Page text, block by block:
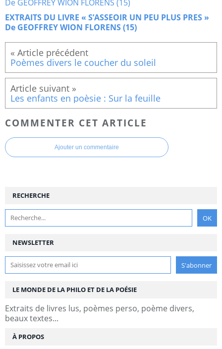
EXTRAITS DU LIVRE « S’ASSEOIR UN PEU PLUS PRES »
De GEOFFREY WION FLORENS (15)
Poèmes divers le coucher du soleil
Les enfants en poèsie : Sur la feuille
COMMENTER CET ARTICLE
Ajouter un commentaire
NEWSLETTER
RECHERCHE
LE MONDE DE LA PHILO ET DE LA POÉSIE
Extraits de livres lus, poèmes perso, poème divers,
beaux textes...
À PROPOS